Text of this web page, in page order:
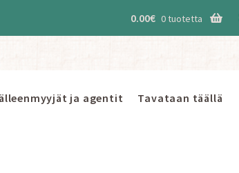
0.00€ 0 tuotetta
ja agentit Tavataan täällä